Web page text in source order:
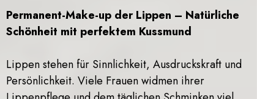
Permanent-Make-up der Lippen – Natürliche
Schönheit mit perfektem Kussmund
Lippen stehen für Sinnlichkeit, Ausdruckskraft und
Persönlichkeit. Viele Frauen widmen ihrer